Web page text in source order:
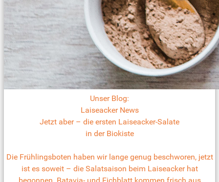
Unser Blog:
Laiseacker News
Jetzt aber – die ersten Laiseacker-Salate
in der Biokiste
Die Frühlingsboten haben wir lange genug beschworen, jetzt
ist es soweit – die Salatsaison beim Laiseacker hat